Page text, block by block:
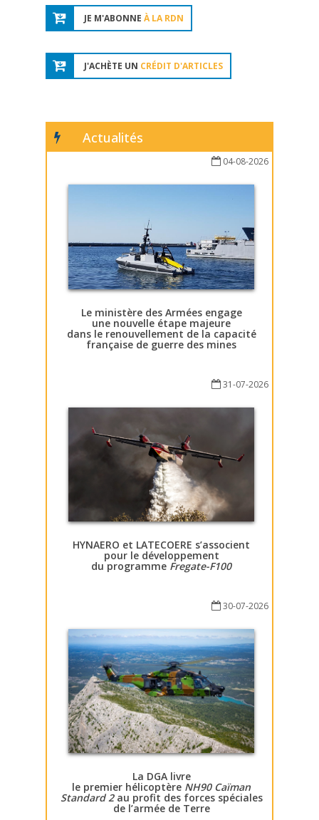
JE M'ABONNE À LA RDN
J'ACHÈTE UN CRÉDIT D'ARTICLES
Actualités
04-08-2026
Le ministère des Armées engage
une nouvelle étape majeure
dans le renouvellement de la capacité
française de guerre des mines
31-07-2026
HYNAERO et LATECOERE s’associent
pour le développement
du programme Fregate-F100
30-07-2026
La DGA livre
le premier hélicoptère NH90 Caïman
Standard 2au profit des forces spéciales
de l’armée de Terre